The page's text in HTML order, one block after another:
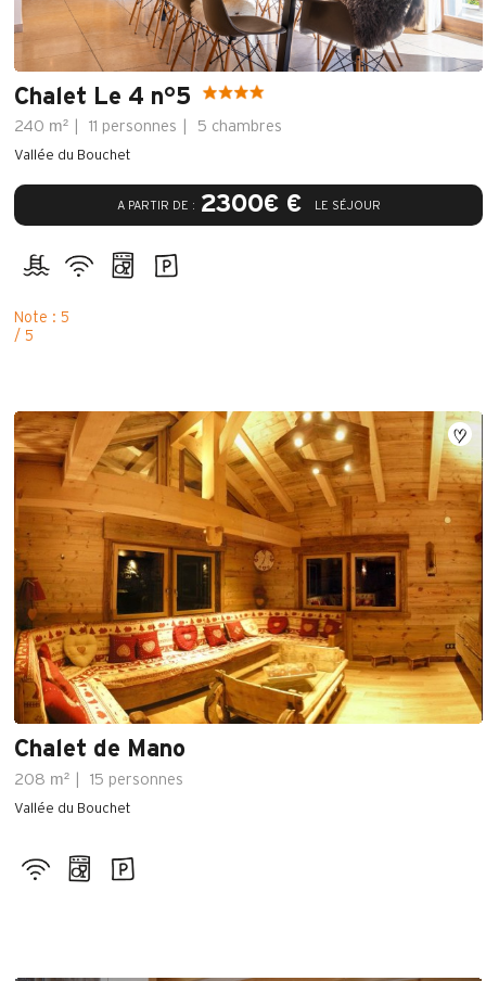
Chalet Le 4 n°5
240 m² 11 personnes 5 chambres
A PARTIR DE : 2300€ € LE SÉJOUR
Vallée du Bouchet
Note : 5
/ 5
Chalet de Mano
208 m² 15 personnes
Vallée du Bouchet